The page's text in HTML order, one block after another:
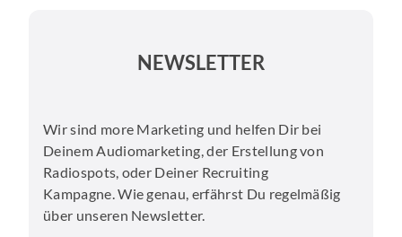
NEWSLETTER
Wir sind more Marketing und helfen Dir bei
Deinem Audiomarketing, der Erstellung von
Radiospots, oder Deiner Recruiting
Kampagne. Wie genau, erfährst Du regelmäßig
über unseren Newsletter.